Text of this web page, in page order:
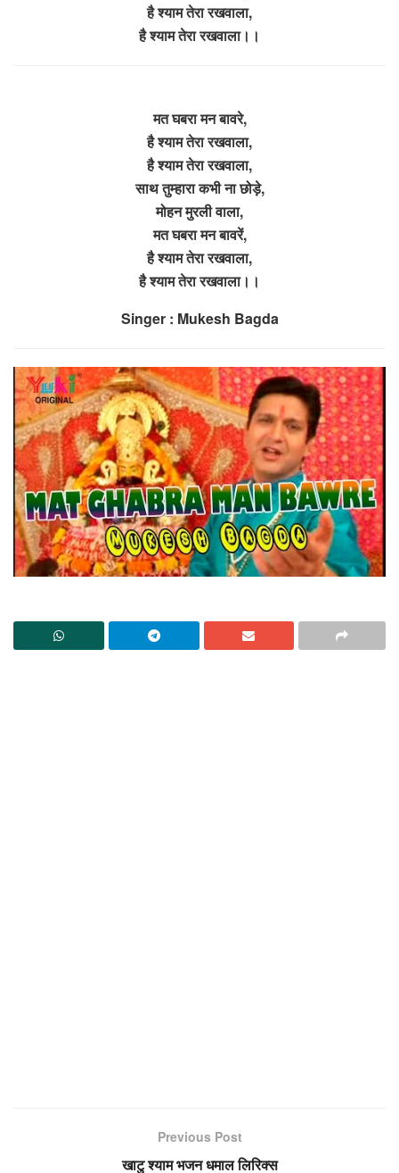
है श्याम तेरा रखवाला,
है श्याम तेरा रखवाला।।
मत घबरा मन बावरे,
है श्याम तेरा रखवाला,
है श्याम तेरा रखवाला,
साथ तुम्हारा कभी ना छोड़े,
मोहन मुरली वाला,
मत घबरा मन बावरें,
है श्याम तेरा रखवाला,
है श्याम तेरा रखवाला।।
Singer : Mukesh Bagda
Previous Post
खाटु श्याम भजन धमाल लिरिक्स